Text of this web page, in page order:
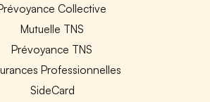
Collective
Mutuelle TNS
Prévoyance TNS
Professionnelles
SideCard